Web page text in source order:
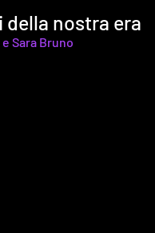
della nostra era
e Sara Bruno